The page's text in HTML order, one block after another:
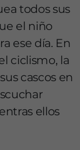
todos sus
el niño
ese día. En
ciclismo, la
cascos en
ellos